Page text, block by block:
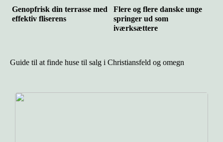
Genopfrisk din terrasse med
effektiv fliserens
Flere og flere danske unge
springer ud som
iværksættere
Guide til at finde huse til salg i Christiansfeld og omegn